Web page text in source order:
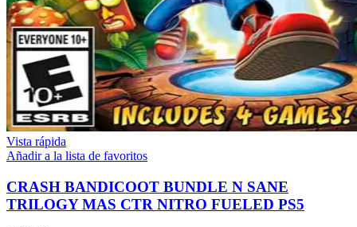
Vista rápida
Añadir a la lista de favoritos
CRASH BANDICOOT BUNDLE N SANE
TRILOGY MAS CTR NITRO FUELED PS5